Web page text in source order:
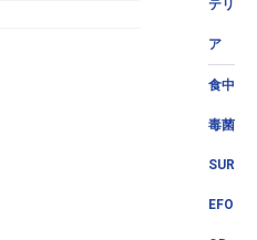
テリ
ア
食中
毒菌
SUR
EFO